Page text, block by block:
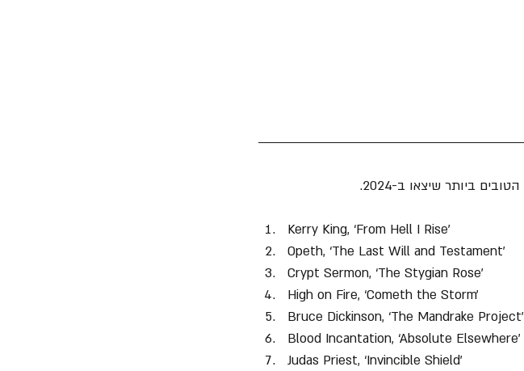
Kerry King, ‘From Hell I Rise’
Opeth, ‘The Last Will and Testament’
Crypt Sermon, ‘The Stygian Rose’
High on Fire, ‘Cometh the Storm’
Bruce Dickinson, ‘The Mandrake Project’
Blood Incantation, ‘Absolute Elsewhere’
Judas Priest, ‘Invincible Shield’